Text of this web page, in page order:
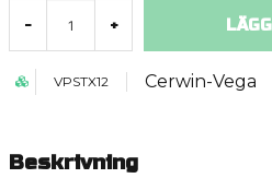
- +
VPSTX12 Cerwin-Vega
Beskrivning